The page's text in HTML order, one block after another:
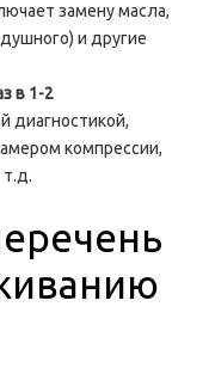
замену масла,
и другие
в 1-2
диагностикой,
компрессии,